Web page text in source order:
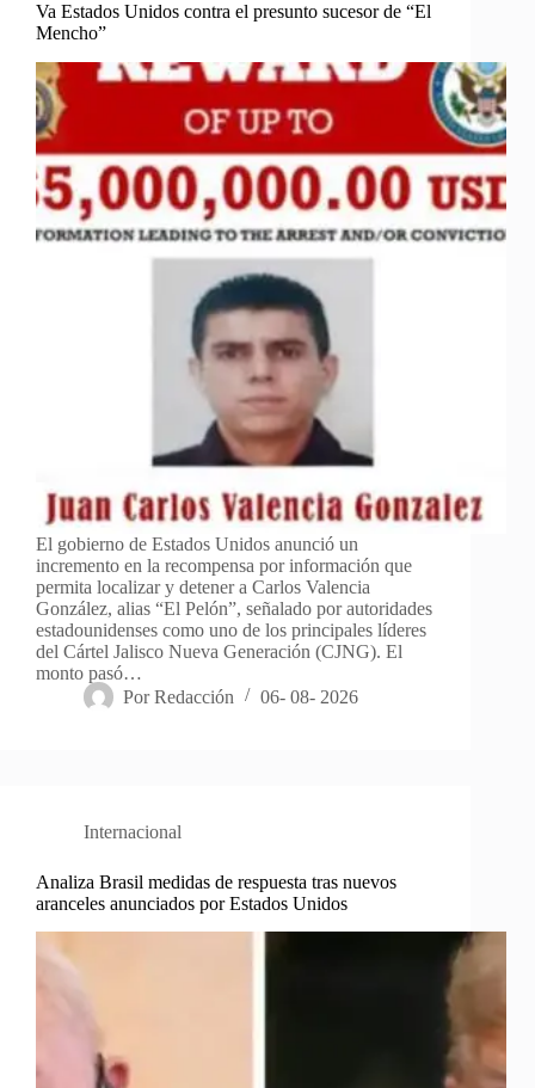
Va Estados Unidos contra el presunto sucesor de “El
Mencho”
El gobierno de Estados Unidos anunció un
incremento en la recompensa por información que
permita localizar y detener a Carlos Valencia
González, alias “El Pelón”, señalado por autoridades
estadounidenses como uno de los principales líderes
del Cártel Jalisco Nueva Generación (CJNG). El
monto pasó…
Por Redacción 06- 08- 2026
Internacional
Analiza Brasil medidas de respuesta tras nuevos
aranceles anunciados por Estados Unidos